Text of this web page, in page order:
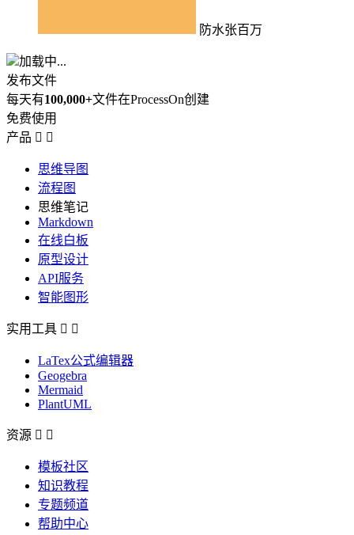
防水张百万
加载中...
发布文件
每天有100,000+文件在ProcessOn创建
免费使用
产品  
思维导图
流程图
思维笔记
Markdown
在线白板
原型设计
API服务
智能图形
实用工具  
LaTex公式编辑器
Geogebra
Mermaid
PlantUML
资源  
模板社区
知识教程
专题频道
帮助中心